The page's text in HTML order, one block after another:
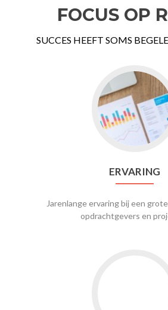
FOCUS OP
SUCCES HEEFT SOMS
Go
Ervaring
ERVARING
Jarenlange ervaring bij een
opdrachtgevers en